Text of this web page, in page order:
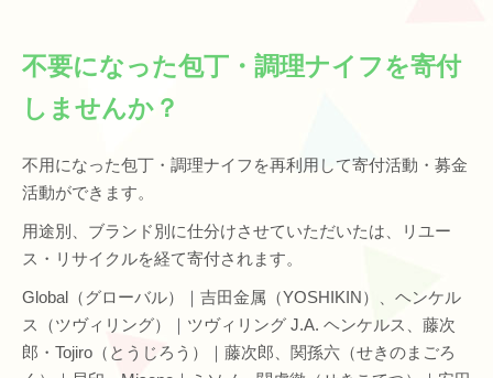
不要になった包丁・調理ナイフを寄付
しませんか？
不用になった包丁・調理ナイフを再利用して寄付活動・募金
活動ができます。
用途別、ブランド別に仕分けさせていただいたは、リユー
ス・リサイクルを経て寄付されます。
Global（グローバル）｜吉田金属（YOSHIKIN）、ヘンケル
ス（ツヴィリング）｜ツヴィリング J.A. ヘンケルス、藤次
郎・Tojiro（とうじろう）｜藤次郎、関孫六（せきのまごろ